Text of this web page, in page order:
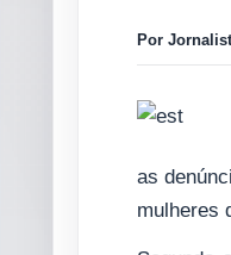
Por
as
mulheres